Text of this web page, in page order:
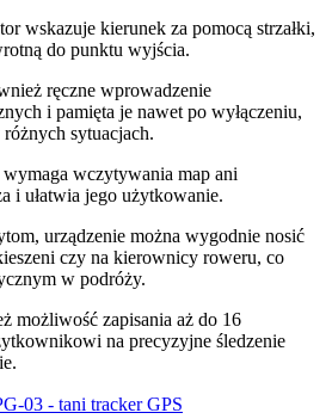
wskazuje kierunek za pomocą strzałki,
do punktu wyjścia.
ręczne wprowadzenie
i pamięta je nawet po wyłączeniu,
sytuacjach.
wczytywania map ani
i ułatwia jego użytkowanie.
urządzenie można wygodnie nosić
czy na kierownicy roweru, co
w podróży.
możliwość zapisania aż do 16
na precyzyjne śledzenie